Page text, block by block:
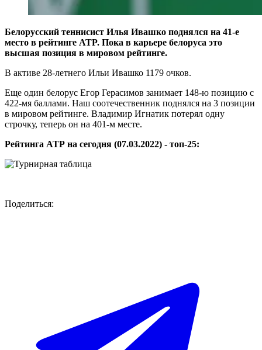
Белорусский теннисист Илья Ивашко поднялся на 41-е
место в рейтинге ATP. Пока в карьере белоруса это
высшая позиция в мировом рейтинге.
В активе 28-летнего Ильи Ивашко 1179 очков.
Еще один белорус Егор Герасимов занимает 148-ю позицию с
422-мя баллами. Наш соотечественник поднялся на 3 позиции
в мировом рейтинге. Владимир Игнатик потерял одну
строчку, теперь он на 401-м месте.
Рейтинга АТР на сегодня (07.03.2022) - топ-25:
Поделиться: